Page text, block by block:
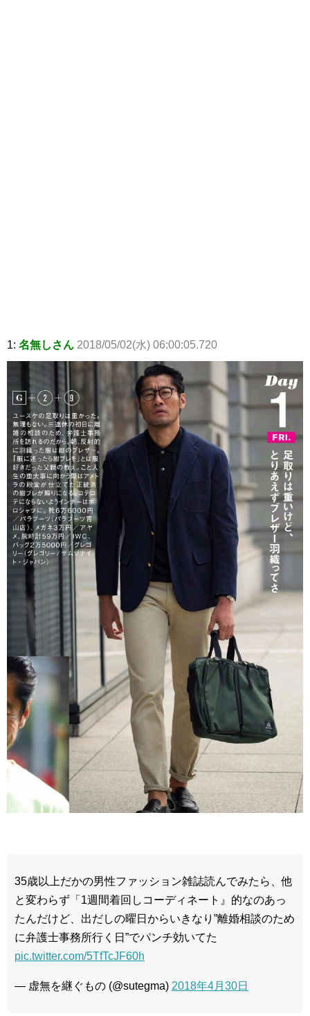
1: 名無しさん 2018/05/02(水) 06:00:05.720
35歳以上だかの男性ファッション雑誌読んでみたら、他
と変わらず「1週間着回しコーディネート』的なのあっ
たんだけど、出だしの曜日からいきなり”離婚相談のため
に弁護士事務所行く日”でパンチ効いてた
pic.twitter.com/5TfTcJF60h
— 虚無を継ぐもの (@sutegma) 2018年4月30日